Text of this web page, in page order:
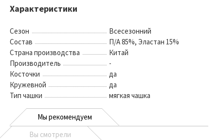
Характеристики
Сезон
Всесезонний
Состав
П/А 85%, Эластан 15%
Страна производства
Китай
Производитель
-
Косточки
да
Кружевной
да
Тип чашки
мягкая чашка
Мы рекомендуем
Вы смотрели